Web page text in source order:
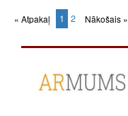
« Atpakaļ 1 (current)
2 Nākošais »